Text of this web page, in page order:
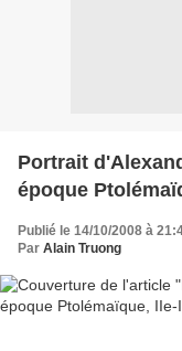
Portrait
époque
Publié le 14/10/2008 à
Par Alain Truong